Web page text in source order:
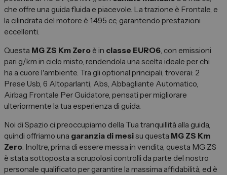
Sedi e Recapiti
News ed Eventi
Spazio Campus
Lavora con noi
Servizio Clienti
Telefono Vendita
011 22 51 711
Telefono Officina
011 22 51 737
che offre una guida fluida e piacevole. La trazione è Frontale, e
la cilindrata del motore è 1.495 cc, garantendo prestazioni
eccellenti.
Questa MG ZS Km Zeroè in classe EURO6, con emissioni
pari g/km in ciclo misto, rendendola una scelta ideale per chi
ha a cuore l'ambiente. Tra gli optional principali, troverai: 2
Prese Usb, 6 Altoparlanti, Abs, Abbagliante Automatico,
Airbag Frontale Per Guidatore, pensati per migliorare
ulteriormente la tua esperienza di guida.
Noi di Spazio ci preoccupiamo della Tua tranquillità alla guida,
quindi offriamo una garanzia di mesisu questa MG ZS Km
Zero. Inoltre, prima di essere messa in vendita, questa MG ZS
è stata sottoposta a scrupolosi controlli da parte del nostro
personale qualificato per garantire la massima affidabilità, ed è